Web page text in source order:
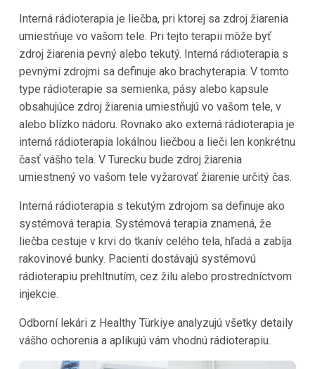
Interná rádioterapia je liečba, pri ktorej sa zdroj žiarenia
umiestňuje vo vašom tele. Pri tejto terapii môže byť
zdroj žiarenia pevný alebo tekutý. Interná rádioterapia s
pevnými zdrojmi sa definuje ako brachyterapia. V tomto
type rádioterapie sa semienka, pásy alebo kapsule
obsahujúce zdroj žiarenia umiestňujú vo vašom tele, v
alebo blízko nádoru. Rovnako ako externá rádioterapia je
interná rádioterapia lokálnou liečbou a lieči len konkrétnu
časť vášho tela. V Turecku bude zdroj žiarenia
umiestnený vo vašom tele vyžarovať žiarenie určitý čas.
Interná rádioterapia s tekutým zdrojom sa definuje ako
systémová terapia. Systémová terapia znamená, že
liečba cestuje v krvi do tkanív celého tela, hľadá a zabíja
rakovinové bunky. Pacienti dostávajú systémovú
rádioterapiu prehltnutím, cez žilu alebo prostredníctvom
injekcie.
Odborní lekári z Healthy Türkiye analyzujú všetky detaily
vášho ochorenia a aplikujú vám vhodnú rádioterapiu.